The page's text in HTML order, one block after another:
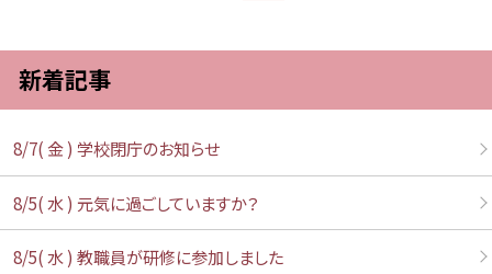
新着記事
8/7( 金 ) 学校閉庁のお知らせ
8/5( 水 ) 元気に過ごしていますか？
8/5( 水 ) 教職員が研修に参加しました